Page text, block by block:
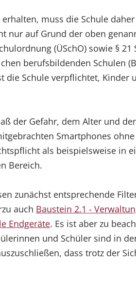
muss die Schule
nur auf Grund der oben
(ÜSchO) sowie §
berufsbildenden Schulen
die Schule verpflichtet, Kinder
der Gefahr, dem Alter und
Smartphones
als beispielsweise in
Bereich.
zunächst entsprechende
auch Baustein 2.1 -
Endgeräte. Es ist aber zu
und Schüler sind in
dass trotz der